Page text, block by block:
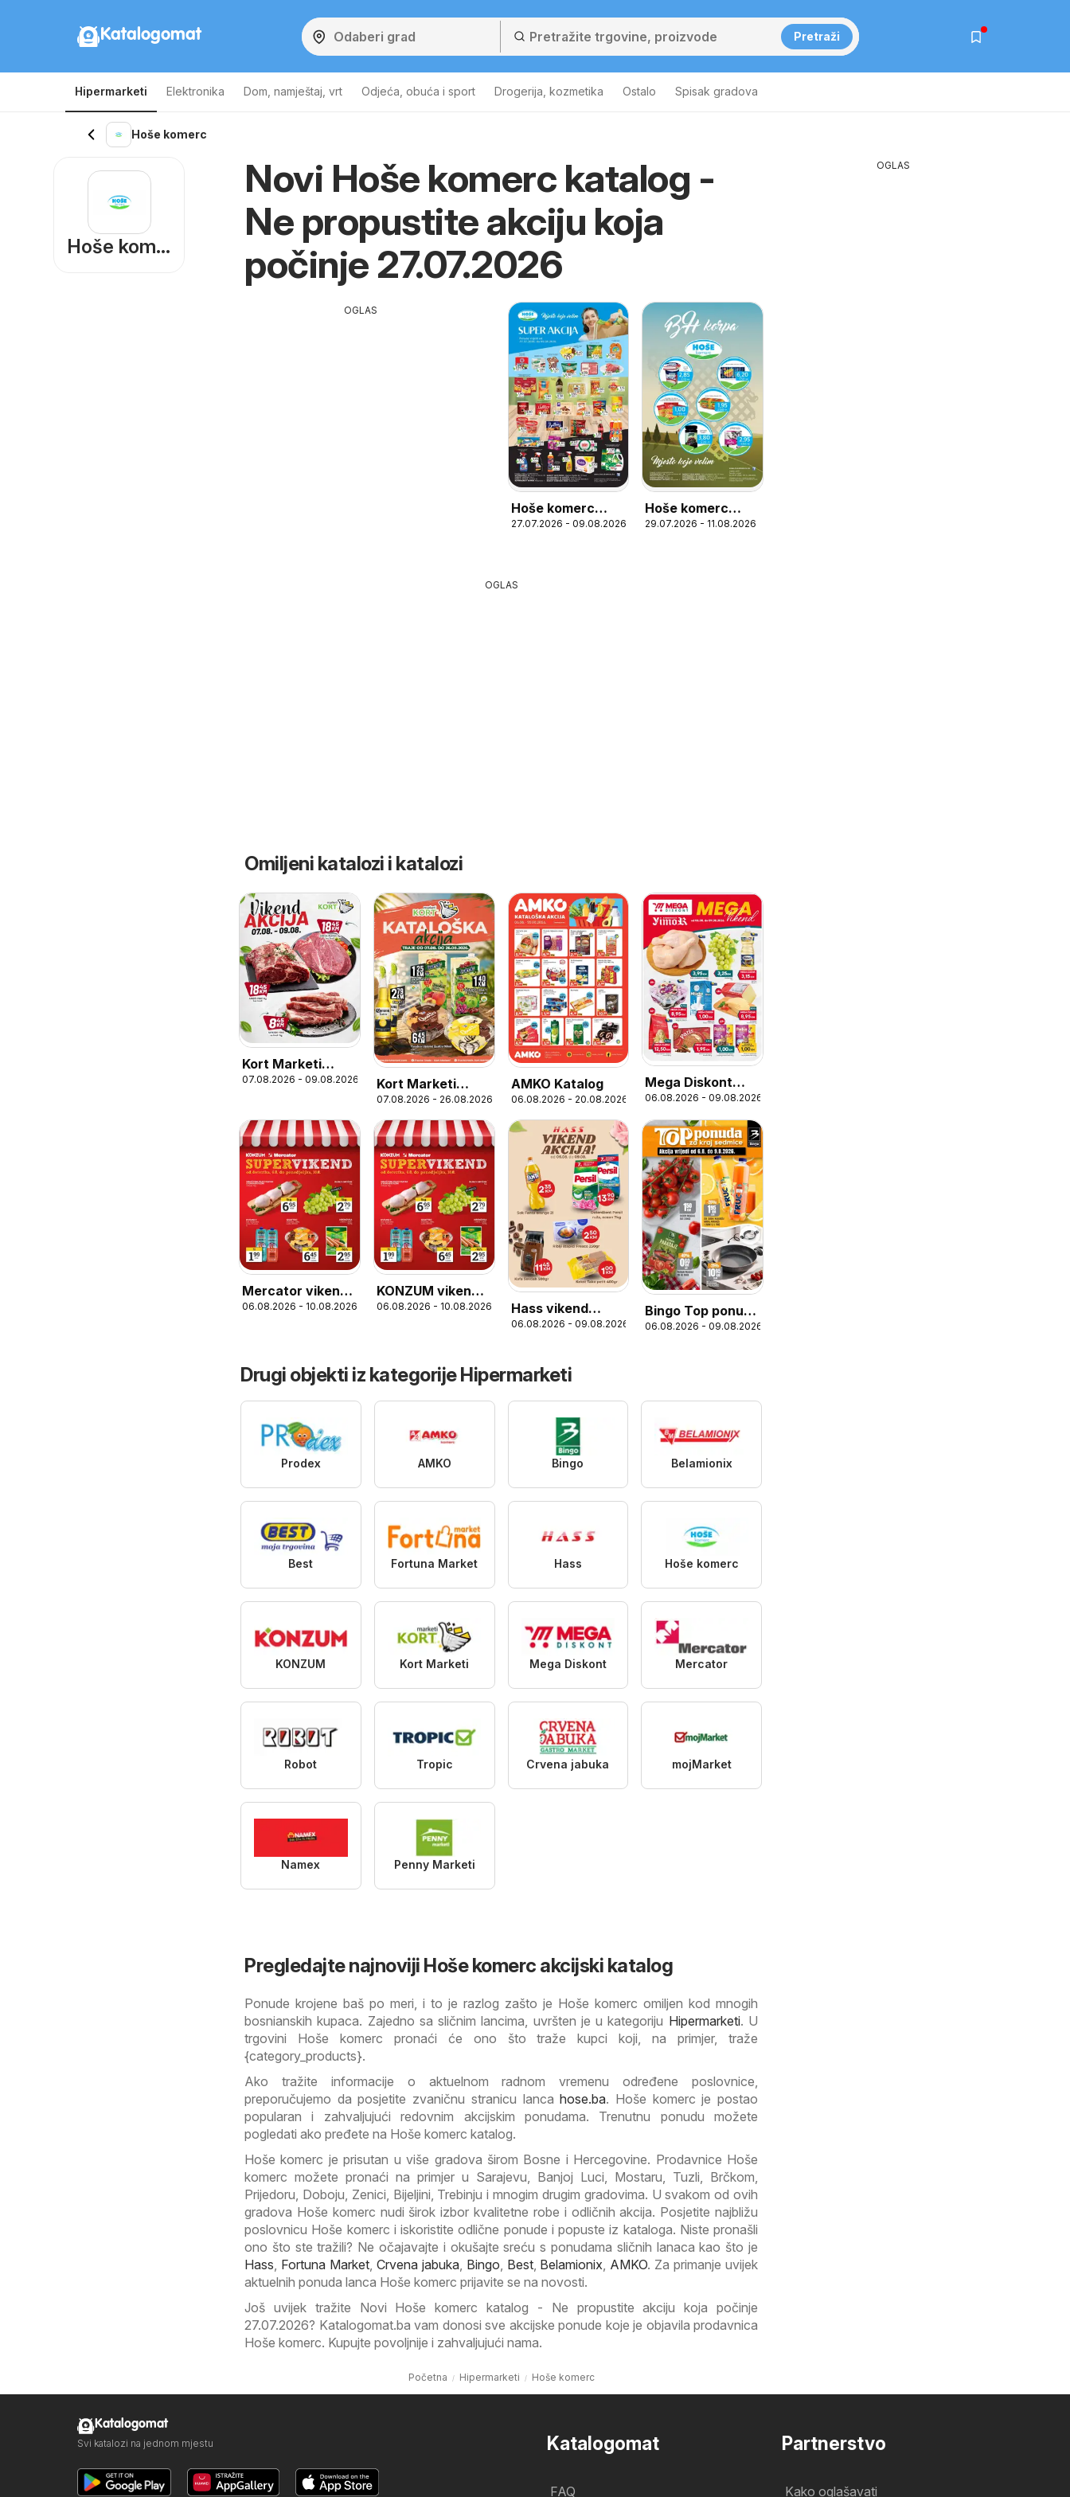
Katalogomat Pretraži
Hipermarketi Elektronika Dom, namještaj, vrt Odjeća, obuća i sport Drogerija, kozmetika Ostalo Spisak gradova
Hoše komerc
Novi Hoše komerc katalog -
Ne propustite akciju koja
počinje 27.07.2026
OGLAS
Hoše komerc
katalog
27.07.2026 - 09.08.2026
Hoše komerc
super akcija
29.07.2026 - 11.08.2026
OGLAS
Omiljeni katalozi i katalozi
Kort Marketi
vikend akcija
07.08.2026 - 09.08.2026
Kort Marketi
Katalog
07.08.2026 - 26.08.2026
AMKO Katalog
06.08.2026 - 20.08.2026
Mega Diskont
vikend akcija
06.08.2026 - 09.08.2026
Mercator vikend
akcija
06.08.2026 - 10.08.2026
KONZUM vikend
akcija
06.08.2026 - 10.08.2026
Hass vikend
akcija
06.08.2026 - 09.08.2026
Bingo Top ponuda
za kraj sedmice
06.08.2026 - 09.08.2026
Drugi objekti iz kategorije Hipermarketi
Prodex AMKO Bingo Belamionix
Best Fortuna Market Hass Hoše komerc
KONZUM Kort Marketi Mega Diskont Mercator
Robot Tropic Crvena jabuka mojMarket
Namex Penny Marketi
Pregledajte najnoviji Hoše komerc akcijski katalog
Ponude krojene baš po meri, i to je razlog zašto je Hoše komerc omiljen kod mnogih
bosnianskih kupaca. Zajedno sa sličnim lancima, uvršten je u kategoriju Hipermarketi. U
trgovini Hoše komerc pronaći će ono što traže kupci koji, na primjer, traže
{category_products}.
Ako tražite informacije o aktuelnom radnom vremenu određene poslovnice,
preporučujemo da posjetite zvaničnu stranicu lancahose.ba. Hoše komerc je postao
popularan i zahvaljujući redovnim akcijskim ponudama. Trenutnu ponudu možete
pogledati ako pređete na Hoše komerc katalog.
Hoše komerc je prisutan u više gradova širom Bosne i Hercegovine. Prodavnice Hoše
komerc možete pronaći na primjer u Sarajevu, Banjoj Luci, Mostaru, Tuzli, Brčkom,
Prijedoru, Doboju, Zenici, Bijeljini, Trebinju i mnogim drugim gradovima. U svakom od ovih
gradova Hoše komerc nudi širok izbor kvalitetne robe i odličnih akcija. Posjetite najbližu
poslovnicu Hoše komerc i iskoristite odlične ponude i popuste iz kataloga. Niste pronašli
ono što ste tražili? Ne očajavajte i okušajte sreću s ponudama sličnih lanaca kao što je
Hass Fortuna Market, Crvena jabuka, Bingo Best, Belamionix AMKO. Za primanje uvijek
aktuelnih ponuda lanca Hoše komerc prijavite se na novosti.
Još uvijek tražite Novi Hoše komerc katalog - Ne propustite akciju koja počinje
27.07.2026? Katalogomat.ba vam donosi sve akcijske ponude koje je objavila prodavnica
Hoše komerc. Kupujte povoljnije i zahvaljujući nama.
Početna Hipermarketi Hoše komerc
Hoše komerc
OGLAS
Katalogomat
FAQ
Partnerstvo
Kako oglašavati
Katalogomat
Svi katalozi na jednom mjestu